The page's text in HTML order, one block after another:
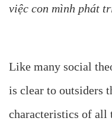
việc con mình phát
Like many social
is clear to outsiders
characteristics of all